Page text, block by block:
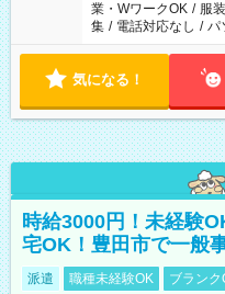
業・WワークOK / 服
集 / 電話対応なし / パ
気になる！
時給3000円！未経験
宅OK！豊田市で一般
派遣 職種未経験OK ブランク